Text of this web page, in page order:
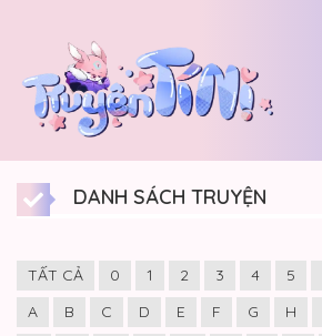
DANH SÁCH TRUYỆN
TẤT CẢ 0 1 2 3 4 5
A
B C D E F G H